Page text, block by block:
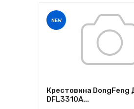
NEW
Крестовина DongFeng
DFL3310A...